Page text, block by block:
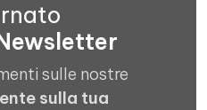
sulle nostre
sulla tua